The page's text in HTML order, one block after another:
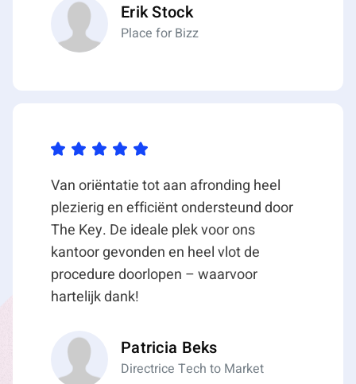
– harmonicawand ten behoeve van opsplitsen van
grote ruimte;
– brandpreventiemiddelen.
Erik Stock
Place for Bizz
Van oriëntatie tot aan afronding heel
plezierig en efficiënt ondersteund door
The Key. De ideale plek voor ons
kantoor gevonden en heel vlot de
procedure doorlopen – waarvoor
hartelijk dank!
Patricia Beks
Directrice Tech to Market